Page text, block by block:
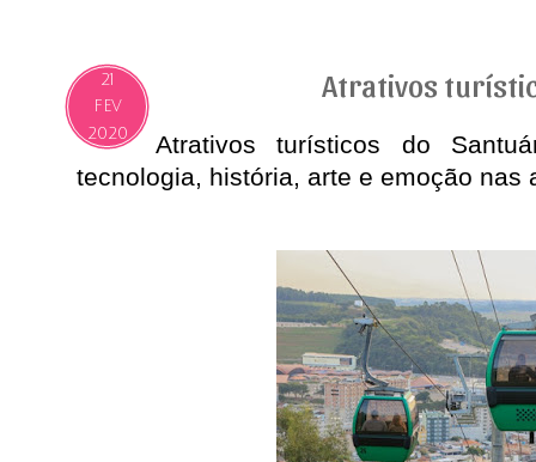
21
FEV
2020
Atrativos
Atrativos turísticos do
tecnologia, história, arte e emoção nas